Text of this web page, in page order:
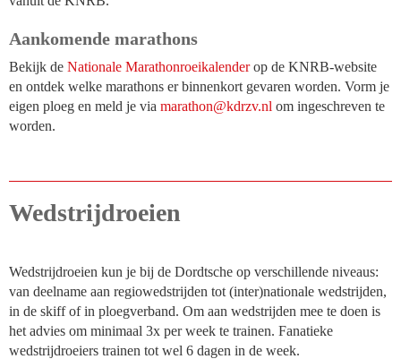
Aankomende marathons
Bekijk de Nationale Marathonroeikalenderop de KNRB-website
en ontdek welke marathons er binnenkort gevaren worden. Vorm je
eigen ploeg en meld je via nohtaram@kdrzv.nl om ingeschreven te
worden.
Wedstrijdroeien
Wedstrijdroeien kun je bij de Dordtsche op verschillende niveaus:
van deelname aan regiowedstrijden tot (inter)nationale wedstrijden,
in de skiff of in ploegverband. Om aan wedstrijden mee te doen is
het advies om minimaal 3x per week te trainen. Fanatieke
wedstrijdroeiers trainen tot wel 6 dagen in de week.